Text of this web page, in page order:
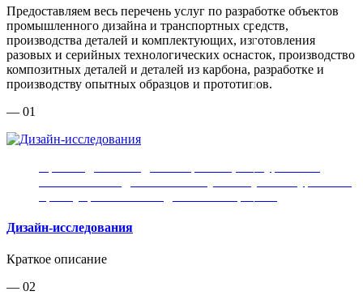
Предоставляем весь перечень услуг по разработке объектов
промышленного дизайна и транспортных средств,
производства деталей и комплектующих, изготовления
разовых и серийных технологических оснасток, производство
композитных деталей и деталей из карбона, разработке и
производству опытных образцов и прототипов.
— 01
Дизайн-исследования
Краткое описание
— 02